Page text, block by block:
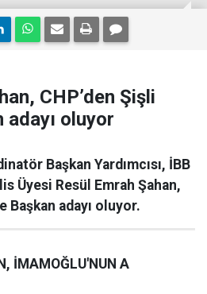
CHP’den Şişli
adayı oluyor
Başkan Yardımcısı, İBB
Üyesi Resül Emrah Şahan,
Başkan adayı oluyor.
İMAMOĞLU'NUN A